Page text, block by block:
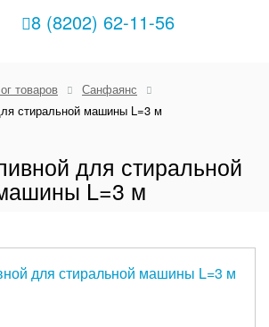
8 (8202) 62-11-56
товаров
Санфаянс
стиральной машины L=3 м
для стиральной
L=3 м